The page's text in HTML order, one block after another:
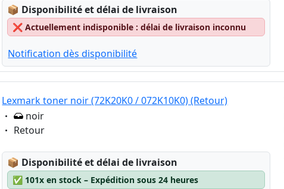
📦 Lagerstatus:
Disponibilité et délai de livraison
❌ Actuellement indisponible : délai de livraison inconnu
Notification dès disponibilité
Lexmark toner noir (72K20K0 / 072K10K0) (Retour)
Eigenschaft:
noir
Eigenschaft:
Retour
📦 Lagerstatus:
Disponibilité et délai de livraison
✅ 101x en stock – Expédition sous 24 heures